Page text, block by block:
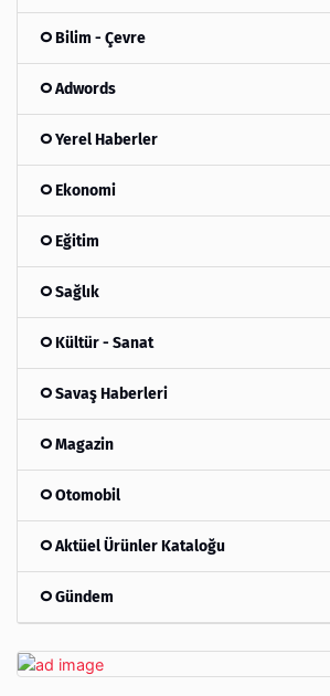
Bilim - Çevre
Adwords
Yerel Haberler
Ekonomi
Eğitim
Sağlık
Kültür - Sanat
Savaş Haberleri
Magazin
Otomobil
Aktüel Ürünler Kataloğu
Gündem